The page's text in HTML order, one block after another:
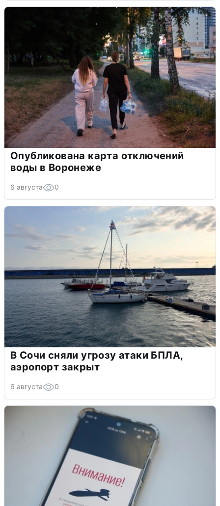
Опубликована карта отключений
воды в Воронеже
6 августа 0
В Сочи сняли угрозу атаки БПЛА,
аэропорт закрыт
6 августа 0